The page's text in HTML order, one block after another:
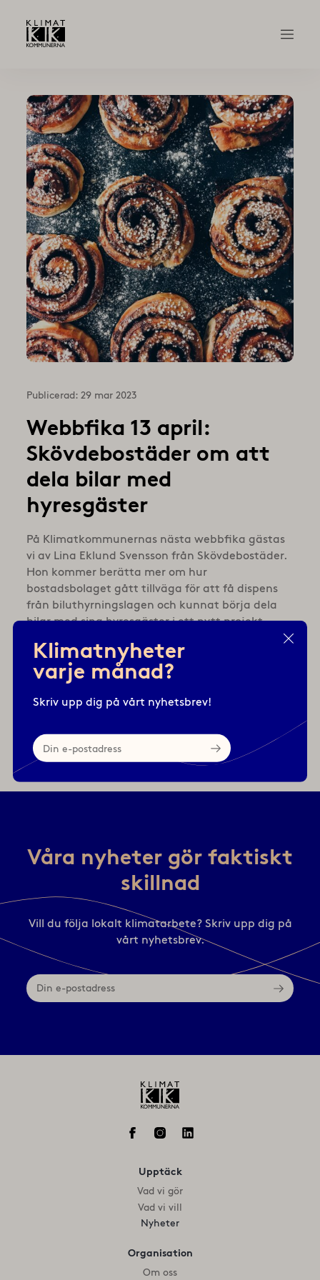
Publicerad: 29 mar 2023
Webbfika 13 april:
Skövdebostäder om att
dela bilar med
hyresgäster
På Klimatkommunernas nästa webbfika gästas
vi av Lina Eklund Svensson från Skövdebostäder.
Hon kommer berätta mer om hur
bostadsbolaget gått tillväga för att få dispens
från biluthyrningslagen och kunnat börja dela
bilar med sina hyresgäster i ett nytt projekt.
Du hittar mer information och Teamslänken till
webbfikan här.
Våra nyheter gör faktiskt
skillnad
Vill du följa lokalt klimatarbete? Skriv upp dig på
vårt nyhetsbrev.
Din
e-
postadress
Klimatnyheter
varje månad?
Skriv upp dig på vårt nyhetsbrev!
Din
e-
postadress
Upptäck
Vad vi gör
Vad vi vill
Nyheter
Organisation
Om oss